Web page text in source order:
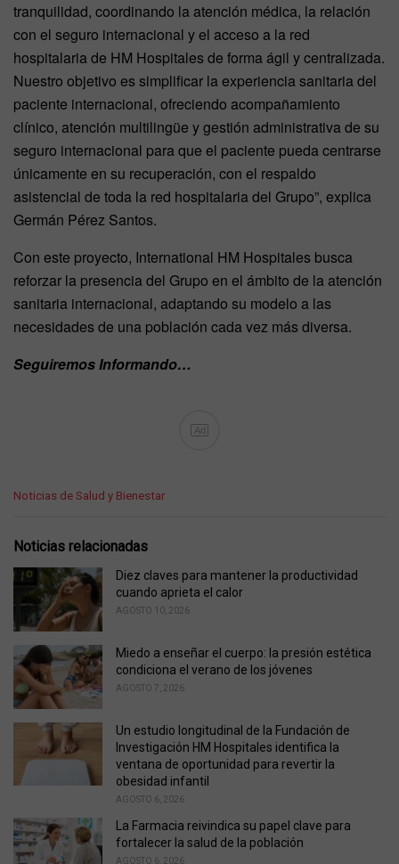
tranquilidad, coordinando la atención médica, la relación
con el seguro internacional y el acceso a la red
hospitalaria de HM Hospitales de forma ágil y centralizada.
Nuestro objetivo es simplificar la experiencia sanitaria del
paciente internacional, ofreciendo acompañamiento
clínico, atención multilingüe y gestión administrativa de su
seguro internacional para que el paciente pueda centrarse
únicamente en su recuperación, con el respaldo
asistencial de toda la red hospitalaria del Grupo”, explica
Germán Pérez Santos.
Con este proyecto, International HM Hospitales busca
reforzar la presencia del Grupo en el ámbito de la atención
sanitaria internacional, adaptando su modelo a las
necesidades de una población cada vez más diversa.
Seguiremos Informando…
Ad
C
e
o
e
:
Noticias de Salud y Bienestar
Noticias relacionadas
Diez claves para mantener la productividad
cuando aprieta el calor
AGOSTO 10, 2026
Miedo a enseñar el cuerpo: la presión estética
condiciona el verano de los jóvenes
AGOSTO 7, 2026
Un estudio longitudinal de la Fundación de
Investigación HM Hospitales identifica la
ventana de oportunidad para revertir la
obesidad infantil
AGOSTO 6, 2026
La Farmacia reivindica su papel clave para
fortalecer la salud de la población
AGOSTO 6, 2026